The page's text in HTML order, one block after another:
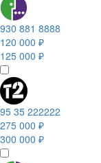
930 881 8888
120 000 ₽
125 000 ₽
95 35 222222
275 000 ₽
300 000 ₽